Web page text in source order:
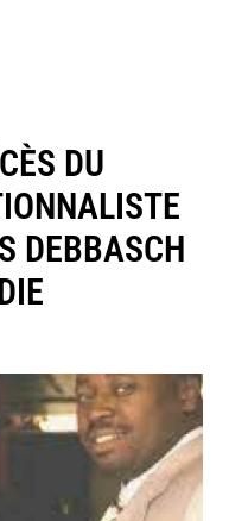
DU
DEBBASCH